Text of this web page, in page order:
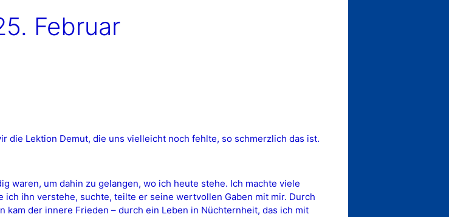
Februar
die Lektion Demut, die uns vielleicht noch fehlte, so schmerzlich das ist.
waren, um dahin zu gelangen, wo ich heute stehe. Ich machte viele
ihn verstehe, suchte, teilte er seine wertvollen Gaben mit mir. Durch
kam der innere Frieden – durch ein Leben in Nüchternheit, das ich mit